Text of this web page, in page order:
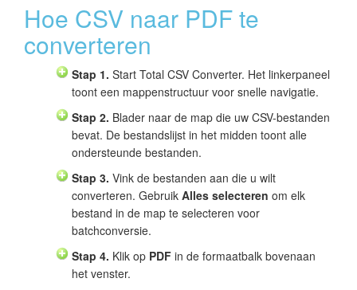
Hoe CSV naar PDF te
converteren
Stap 1. Start Total CSV Converter. Het linkerpaneel
toont een mappenstructuur voor snelle navigatie.
Stap 2. Blader naar de map die uw CSV-bestanden
bevat. De bestandslijst in het midden toont alle
ondersteunde bestanden.
Stap 3. Vink de bestanden aan die u wilt
converteren. Gebruik Alles selecteren om elk
bestand in de map te selecteren voor
batchconversie.
Stap 4. Klik op PDF in de formaatbalk bovenaan
het venster.